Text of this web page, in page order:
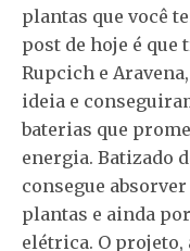
plantas que você
post de hoje é que
Rupcich e
ideia e
baterias que
energia. Batizado
consegue
plantas e ainda
elétrica. O projeto,